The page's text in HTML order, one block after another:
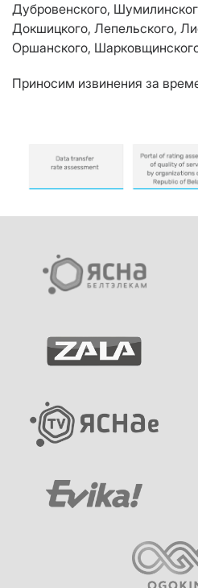
Дубровенского,
Докшицкого, Лепельского,
Оршанского,
Приносим извинения за